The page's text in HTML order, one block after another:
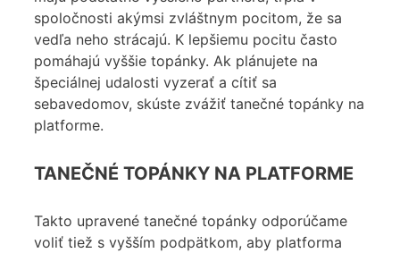
spoločnosti akýmsi zvláštnym pocitom, že sa
vedľa neho strácajú. K lepšiemu pocitu často
pomáhajú vyššie topánky. Ak plánujete na
špeciálnej udalosti vyzerať a cítiť sa
sebavedomov, skúste zvážiť tanečné topánky na
platforme.
TANEČNÉ TOPÁNKY NA PLATFORME
Takto upravené tanečné topánky odporúčame
voliť tiež s vyšším podpätkom, aby platforma